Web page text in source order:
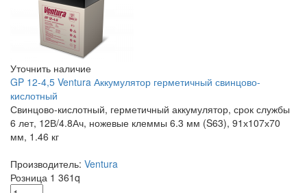
Уточнить наличие
GP 12-4,5 Ventura Аккумулятор герметичный свинцово-
кислотный
Свинцово-кислотный, герметичный аккумулятор, срок службы
6 лет, 12В/4.8Ач, ножевые клеммы 6.3 мм (S63), 91х107х70
мм, 1.46 кг
Производитель: Ventura
Розница 1 361q